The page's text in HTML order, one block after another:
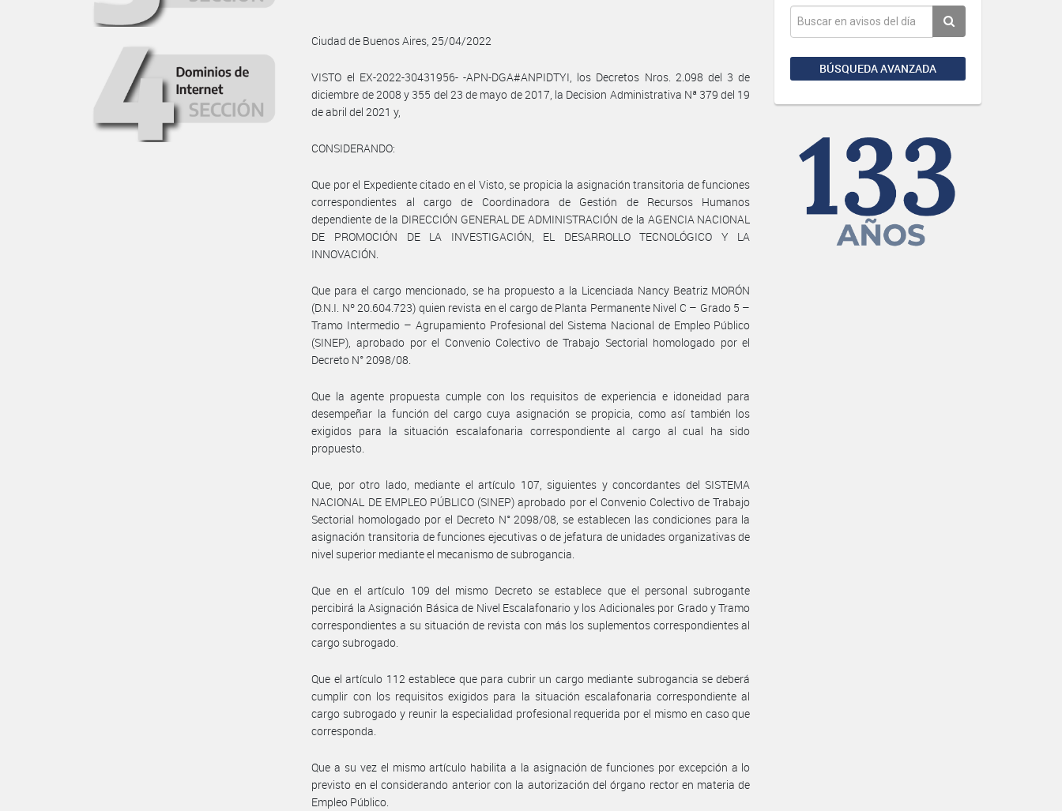
BÚSQUEDA AVANZADA
Ciudad de Buenos Aires, 25/04/2022
VISTO el EX-2022-30431956- -APN-DGA#ANPIDTYI, los Decretos Nros. 2.098 del 3 de
diciembre de 2008 y 355 del 23 de mayo de 2017, la Decision Administrativa Nª 379 del 19
de abril del 2021 y,
CONSIDERANDO:
Que por el Expediente citado en el Visto, se propicia la asignación transitoria de funciones
correspondientes al cargo de Coordinadora de Gestión de Recursos Humanos
dependiente de la DIRECCIÓN GENERAL DE ADMINISTRACIÓN de la AGENCIA NACIONAL
DE PROMOCIÓN DE LA INVESTIGACIÓN, EL DESARROLLO TECNOLÓGICO Y LA
INNOVACIÓN.
Que para el cargo mencionado, se ha propuesto a la Licenciada Nancy Beatriz MORÓN
(D.N.I. Nº 20.604.723) quien revista en el cargo de Planta Permanente Nivel C – Grado 5 –
Tramo Intermedio – Agrupamiento Profesional del Sistema Nacional de Empleo Público
(SINEP), aprobado por el Convenio Colectivo de Trabajo Sectorial homologado por el
Decreto N° 2098/08.
Que la agente propuesta cumple con los requisitos de experiencia e idoneidad para
desempeñar la función del cargo cuya asignación se propicia, como así también los
exigidos para la situación escalafonaria correspondiente al cargo al cual ha sido
propuesto.
Que, por otro lado, mediante el artículo 107, siguientes y concordantes del SISTEMA
NACIONAL DE EMPLEO PÚBLICO (SINEP) aprobado por el Convenio Colectivo de Trabajo
Sectorial homologado por el Decreto N° 2098/08, se establecen las condiciones para la
asignación transitoria de funciones ejecutivas o de jefatura de unidades organizativas de
nivel superior mediante el mecanismo de subrogancia.
Que en el artículo 109 del mismo Decreto se establece que el personal subrogante
percibirá la Asignación Básica de Nivel Escalafonario y los Adicionales por Grado y Tramo
correspondientes a su situación de revista con más los suplementos correspondientes al
cargo subrogado.
Que el artículo 112 establece que para cubrir un cargo mediante subrogancia se deberá
cumplir con los requisitos exigidos para la situación escalafonaria correspondiente al
cargo subrogado y reunir la especialidad profesional requerida por el mismo en caso que
corresponda.
Que a su vez el mismo artículo habilita a la asignación de funciones por excepción a lo
previsto en el considerando anterior con la autorización del órgano rector en materia de
Empleo Público.